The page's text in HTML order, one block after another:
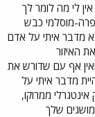
לי מה לומר לך
מוסלמי כבש
לא מדבר איתי על אדם
האיזור
ואין אף עם שדורש את
מדבר איתי על
ממרוקו,
שלך